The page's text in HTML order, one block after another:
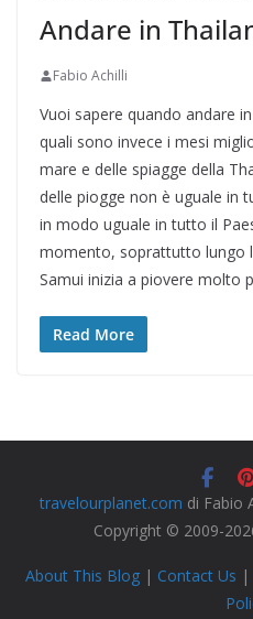
Andare in
Fabio Achilli
Vuoi sapere quando andare
quali sono invece i mesi
mare e delle spiagge della
delle piogge non è uguale in
in modo uguale in tutto il
momento, soprattutto lungo
Samui inizia a piovere molto
Read More
travelourplanet.com di Fabio
Copyright © 2009-
About This Blog | Contact Us |